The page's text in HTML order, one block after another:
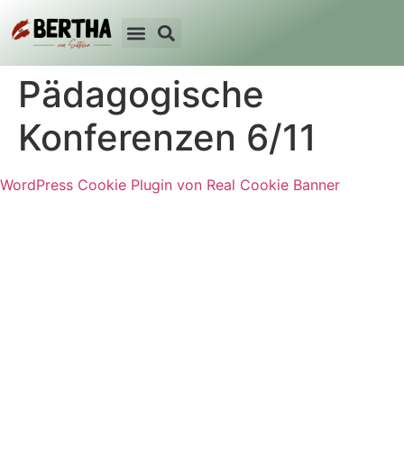
Pädagogische
Konferenzen 6/11
WordPress Cookie Plugin von Real Cookie Banner